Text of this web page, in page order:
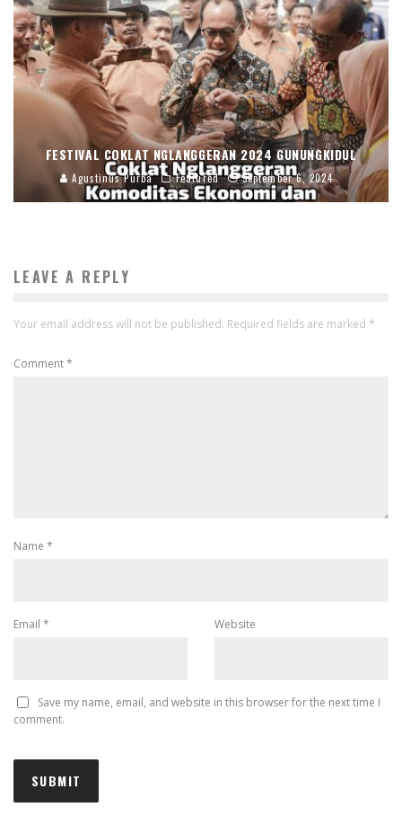
FESTIVAL COKLAT NGLANGGERAN 2024 GUNUNGKIDUL
Agustinus Purba Featured September 6, 2024
LEAVE A REPLY
Your email address will not be published. Required fields are marked *
Comment*
Name *
Email * Website
Save my name, email, and website in this browser for the next time I
comment.